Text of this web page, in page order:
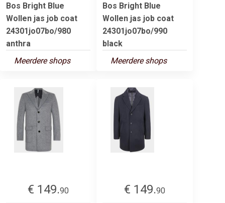
Bos Bright Blue
Wollen jas job coat
24301jo07bo/980
anthra
Meerdere shops
Bos Bright Blue
Wollen jas job coat
24301jo07bo/990
black
Meerdere shops
€ 149.90
€ 149.90